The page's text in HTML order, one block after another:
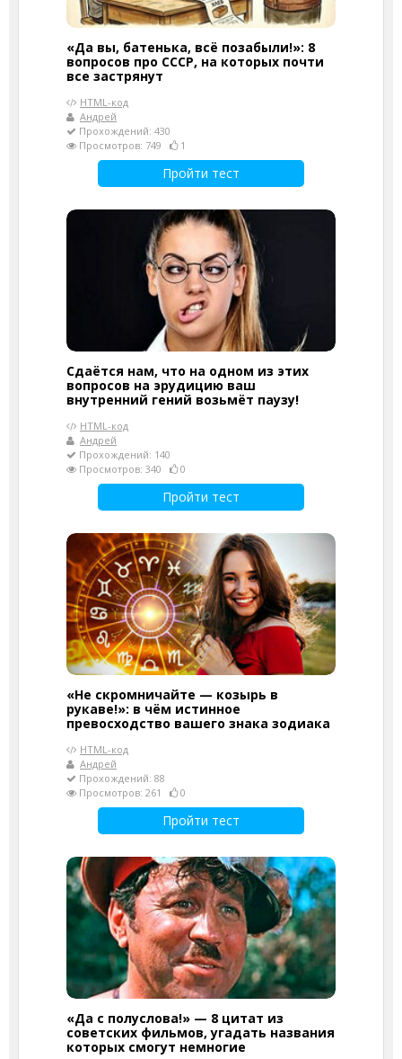
«Да вы, батенька, всё позабыли!»: 8
вопросов про СССР, на которых почти
все застрянут
HTML-код
Андрей
Прохождений: 430
Просмотров: 749
1
Пройти тест
Сдаётся нам, что на одном из этих
вопросов на эрудицию ваш
внутренний гений возьмёт паузу!
HTML-код
Андрей
Прохождений: 140
Просмотров: 340
0
Пройти тест
«Не скромничайте — козырь в
рукаве!»: в чём истинное
превосходство вашего знака зодиака
HTML-код
Андрей
Прохождений: 88
Просмотров: 261
0
Пройти тест
«Да с полуслова!» — 8 цитат из
советских фильмов, угадать названия
которых смогут немногие